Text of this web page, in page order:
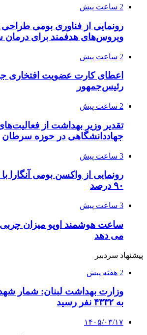
2 ساعت پیش
رونمایی از فناوری بومی طراحی
ویروس‌های هدفمند برای
2 ساعت پیش
اعطای کارت عضویت افتخاری
رئیس‌جمهور
2 ساعت پیش
تقدیر وزیر بهداشت از
جهاددانشگاهی در حوزه سرطان
3 ساعت پیش
رونمایی از واکسن بومی آنگارا
۹۰ درصد
3 ساعت پیش
ساعت هوشمند اوپو میزان
می دهد
پیشنهاد سردبیر
2 هفته پیش
وزارت بهداشت لبنان: شمار
به ۴۳۳۲ نفر رسید
۱۴۰۵/۰۳/۱۷